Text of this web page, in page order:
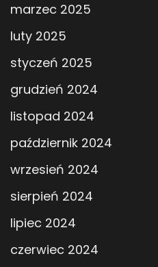
marzec 2025
luty 2025
styczeń 2025
grudzień 2024
listopad 2024
październik 2024
wrzesień 2024
sierpień 2024
lipiec 2024
czerwiec 2024